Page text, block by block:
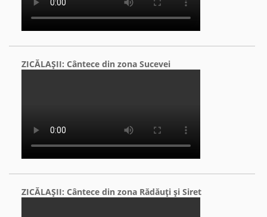
ZICĂLAŞII: Cântece din zona Sucevei
ZICĂLAŞII: Cântece din zona Rădăuţi şi Siret